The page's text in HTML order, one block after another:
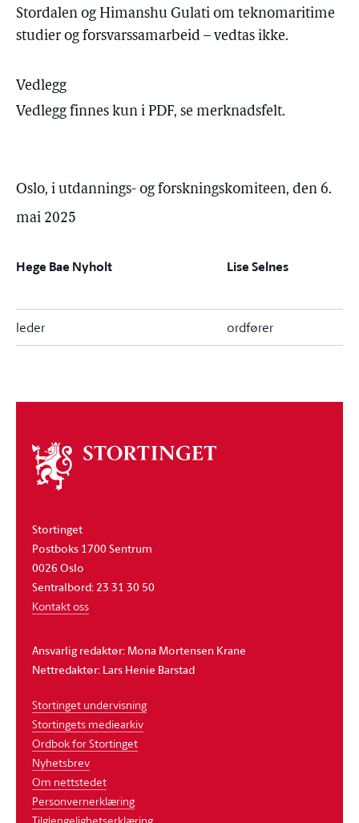
Stordalen og Himanshu Gulati om teknomaritime
studier og forsvarssamarbeid – vedtas ikke.
Vedlegg
Vedlegg finnes kun i PDF, se merknadsfelt.
Oslo, i utdannings- og forskningskomiteen, den 6.
mai 2025
Hege Bae Nyholt Lise Selnes
leder ordfører
Om
stortinget
Stortinget
Postboks 1700 Sentrum
0026 Oslo
Sentralbord: 23 31 30 50
Kontakt oss
Ansvarlig redaktør: Mona Mortensen Krane
Nettredaktør: Lars Henie Barstad
Stortinget undervisning
Stortingets mediearkiv
Ordbok for Stortinget
Nyhetsbrev
Om nettstedet
Personvernerklæring